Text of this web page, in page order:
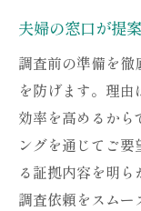
浮気調
応
トラブ
認
夫婦の
兵庫探
夫婦の窓口が提
調査前の準備を
を防げます。理
効率を高めるから
ングを通じてご
る証拠内容を明ら
調査依頼をスムー